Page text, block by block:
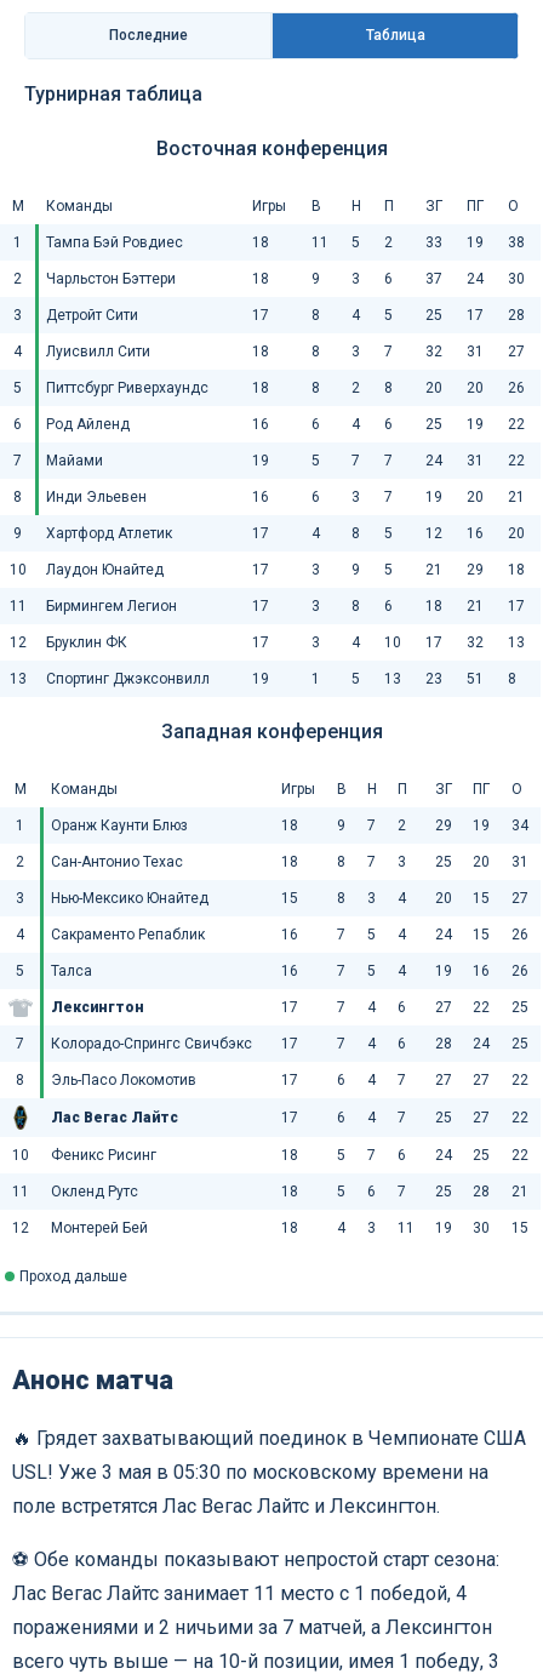
Последниe Таблица
Турнирная таблица
Восточная конференция
М Команды Игры В Н П ЗГ ПГ О
1 Тампа Бэй Ровдиес 18 11 5 2 33 19 38
2 Чарльстон Бэттери 18 9 3 6 37 24 30
3 Детройт Сити 17 8 4 5 25 17 28
4 Луисвилл Сити 18 8 3 7 32 31 27
5 Питтсбург Риверхаундс 18 8 2 8 20 20 26
6 Род Айленд 16 6 4 6 25 19 22
7 Майами 19 5 7 7 24 31 22
8 Инди Эльевен 16 6 3 7 19 20 21
9 Хартфорд Атлетик 17 4 8 5 12 16 20
10 Лаудон Юнайтед 17 3 9 5 21 29 18
11 Бирмингем Легион 17 3 8 6 18 21 17
12 Бруклин ФК 17 3 4 10 17 32 13
13 Спортинг Джэксонвилл 19 1 5 13 23 51 8
Западная конференция
М Команды Игры В Н П ЗГ ПГ О
1 Оранж Каунти Блюз 18 9 7 2 29 19 34
2 Сан-Антонио Техас 18 8 7 3 25 20 31
3 Нью-Мексико Юнайтед 15 8 3 4 20 15 27
4 Сакраменто Репаблик 16 7 5 4 24 15 26
5 Талса 16 7 5 4 19 16 26
Лексингтон 17 7 4 6 27 22 25
7 Колорадо-Спрингс Свичбэкс 17 7 4 6 28 24 25
8 Эль-Пасо Локомотив 17 6 4 7 27 27 22
Лас Вегас Лайтс 17 6 4 7 25 27 22
10 Феникс Рисинг 18 5 7 6 24 25 22
11 Окленд Рутс 18 5 6 7 25 28 21
12 Монтерей Бей 18 4 3 11 19 30 15
Проход дальше
Анонс матча
🔥 Грядет захватывающий поединок в Чемпионате США
USL! Уже 3 мая в 05:30 по московскому времени на
поле встретятся Лас Вегас Лайтс и Лексингтон.
⚽️ Обе команды показывают непростой старт сезона:
Лас Вегас Лайтс занимает 11 место с 1 победой, 4
поражениями и 2 ничьими за 7 матчей, а Лексингтон
всего чуть выше — на 10-й позиции, имея 1 победу, 3